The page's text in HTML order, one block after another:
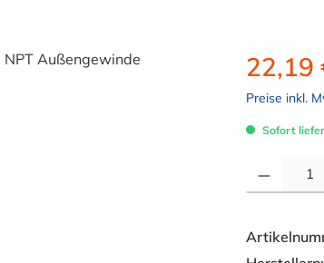
22,19
Preise inkl.
Sofort